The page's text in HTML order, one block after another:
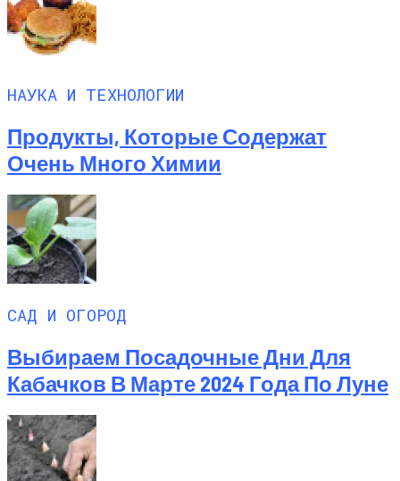
НАУКА И ТЕХНОЛОГИИ
Продукты, Которые Содержат
Очень Много Химии
САД И ОГОРОД
Выбираем Посадочные Дни Для
Кабачков В Марте 2024 Года По Луне